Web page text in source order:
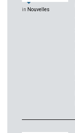
in Nouvelles